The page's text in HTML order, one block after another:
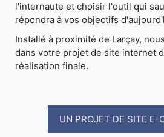
l'internaute et choisir l'outil qui
répondra à vos objectifs
Installé à proximité de Larçay,
dans votre projet de site internet
réalisation finale.
UN PROJET DE SITE E-